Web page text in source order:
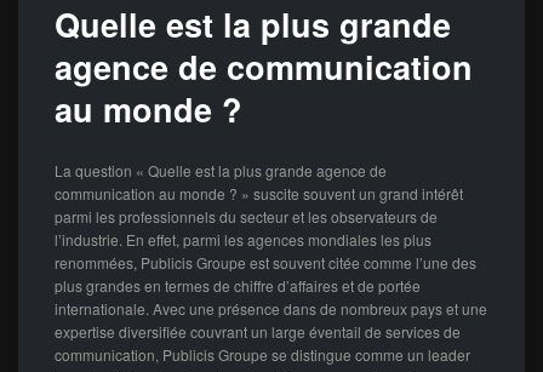
Quelle est la plus grande
agence de communication
au monde ?
La question « Quelle est la plus grande agence de
communication au monde ? » suscite souvent un grand intérêt
parmi les professionnels du secteur et les observateurs de
l’industrie. En effet, parmi les agences mondiales les plus
renommées, Publicis Groupe est souvent citée comme l’une des
plus grandes en termes de chiffre d’affaires et de portée
internationale. Avec une présence dans de nombreux pays et une
expertise diversifiée couvrant un large éventail de services de
communication, Publicis Groupe se distingue comme un leader